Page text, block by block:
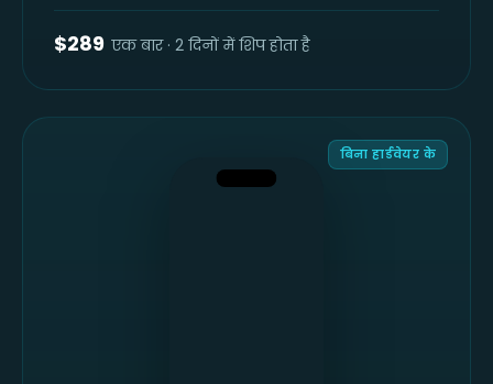
$289 एक बार · 2 दिनों में शिप होता है
बिना हार्डवेयर के
के